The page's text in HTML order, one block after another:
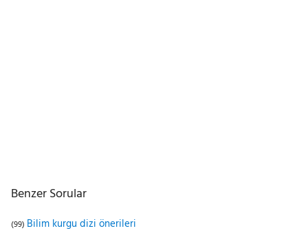
Benzer Sorular
(99) Bilim kurgu dizi önerileri